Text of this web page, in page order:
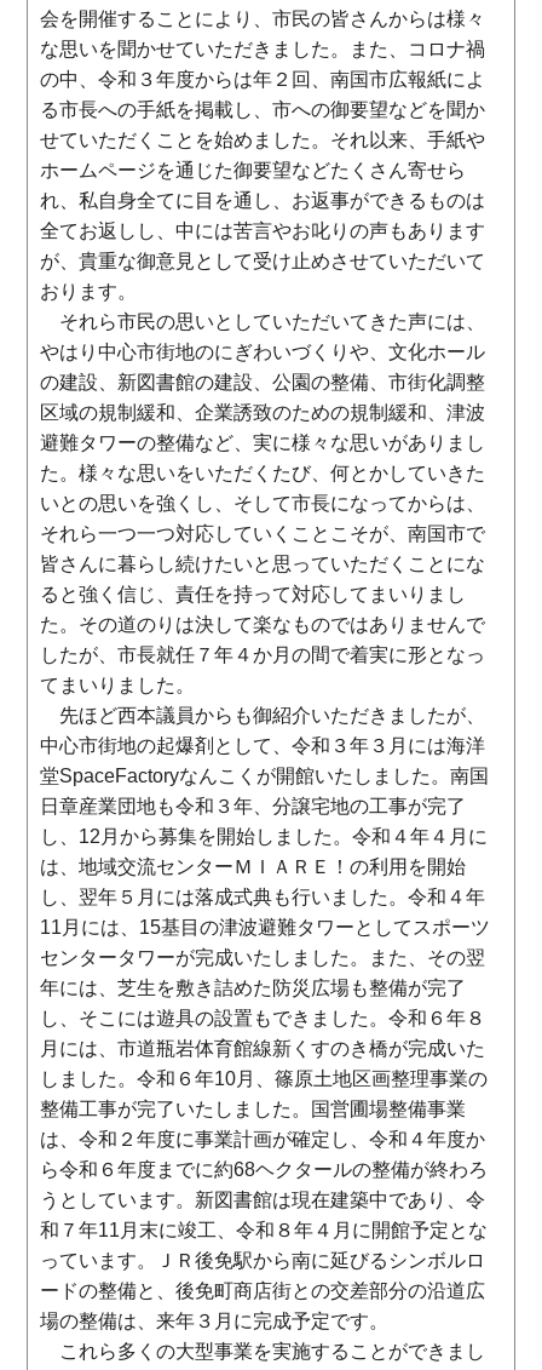
会を開催することにより、市民の皆さんからは様々
な思いを聞かせていただきました。また、コロナ禍
の中、令和３年度からは年２回、南国市広報紙によ
る市長への手紙を掲載し、市への御要望などを聞か
せていただくことを始めました。それ以来、手紙や
ホームページを通じた御要望などたくさん寄せら
れ、私自身全てに目を通し、お返事ができるものは
全てお返しし、中には苦言やお叱りの声もあります
が、貴重な御意見として受け止めさせていただいて
おります。
それら市民の思いとしていただいてきた声には、
やはり中心市街地のにぎわいづくりや、文化ホール
の建設、新図書館の建設、公園の整備、市街化調整
区域の規制緩和、企業誘致のための規制緩和、津波
避難タワーの整備など、実に様々な思いがありまし
た。様々な思いをいただくたび、何とかしていきた
いとの思いを強くし、そして市長になってからは、
それら一つ一つ対応していくことこそが、南国市で
皆さんに暮らし続けたいと思っていただくことにな
ると強く信じ、責任を持って対応してまいりまし
た。その道のりは決して楽なものではありませんで
したが、市長就任７年４か月の間で着実に形となっ
てまいりました。
先ほど西本議員からも御紹介いただきましたが、
中心市街地の起爆剤として、令和３年３月には海洋
堂SpaceFactoryなんこくが開館いたしました。南国
日章産業団地も令和３年、分譲宅地の工事が完了
し、12月から募集を開始しました。令和４年４月に
は、地域交流センターＭＩＡＲＥ！の利用を開始
し、翌年５月には落成式典も行いました。令和４年
11月には、15基目の津波避難タワーとしてスポーツ
センタータワーが完成いたしました。また、その翌
年には、芝生を敷き詰めた防災広場も整備が完了
し、そこには遊具の設置もできました。令和６年８
月には、市道瓶岩体育館線新くすのき橋が完成いた
しました。令和６年10月、篠原土地区画整理事業の
整備工事が完了いたしました。国営圃場整備事業
は、令和２年度に事業計画が確定し、令和４年度か
ら令和６年度までに約68ヘクタールの整備が終わろ
うとしています。新図書館は現在建築中であり、令
和７年11月末に竣工、令和８年４月に開館予定とな
っています。ＪＲ後免駅から南に延びるシンボルロ
ードの整備と、後免町商店街との交差部分の沿道広
場の整備は、来年３月に完成予定です。
これら多くの大型事業を実施することができまし